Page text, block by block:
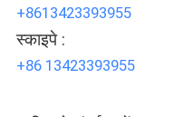
साइटमैप
PRIVACY
+8613423393955
स्काइपे :
+86 13423393955